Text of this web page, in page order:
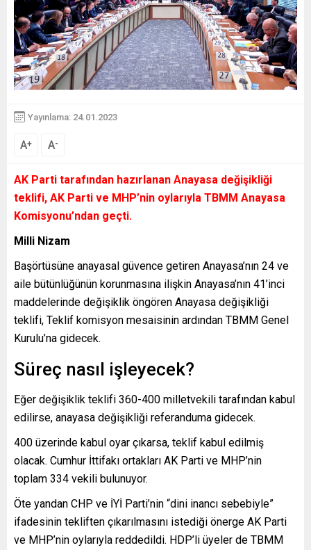
Yayınlama: 24.01.2023
A+ A-
AK Parti tarafından hazırlanan Anayasa değişikliği
teklifi, AK Parti ve MHP’nin oylarıyla TBMM Anayasa
Komisyonu’ndan geçti.
Milli Nizam
Başörtüsüne anayasal güvence getiren Anayasa’nın 24 ve
aile bütünlüğünün korunmasına ilişkin Anayasa’nın 41’inci
maddelerinde değişiklik öngören Anayasa değişikliği
teklifi, Teklif komisyon mesaisinin ardından TBMM Genel
Kurulu’na gidecek.
Süreç nasıl işleyecek?
Eğer değişiklik teklifi 360-400 milletvekili tarafından kabul
edilirse, anayasa değişikliği referanduma gidecek.
400 üzerinde kabul oyar çıkarsa, teklif kabul edilmiş
olacak. Cumhur İttifakı ortakları AK Parti ve MHP’nin
toplam 334 vekili bulunuyor.
Öte yandan CHP ve İYİ Parti’nin “dini inancı sebebiyle”
ifadesinin tekliften çıkarılmasını istediği önerge AK Parti
ve MHP’nin oylarıyla reddedildi. HDP’li üyeler de TBMM